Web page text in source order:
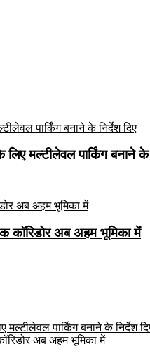
मल्टीलेवल पार्किंग बनाने के
कॉरिडोर अब अहम भूमिका में
पार्किंग बनाने के निर्देश
अब अहम भूमिका में